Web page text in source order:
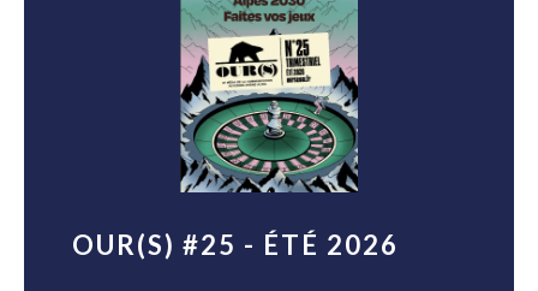
OUR(S) #25 - ÉTÉ 2026